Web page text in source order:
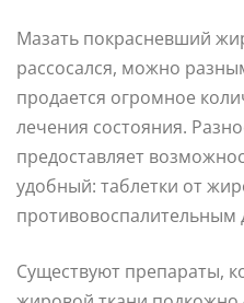
Мазать покрасневший
рассосался, можно
продается огромное
лечения состояния.
предоставляет
удобный: таблетки от
противовоспалительным
Существуют препараты,